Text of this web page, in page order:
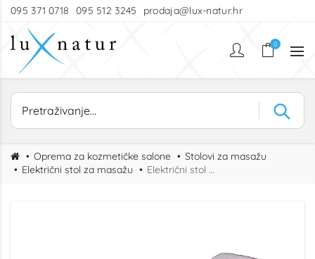
095 371 0718 095 512 3245 prodaja@lux-natur.hr
0
Oprema za kozmetičke salone
Stolovi za masažu
Električni stol za masažu
Električni stol za masažu Ena